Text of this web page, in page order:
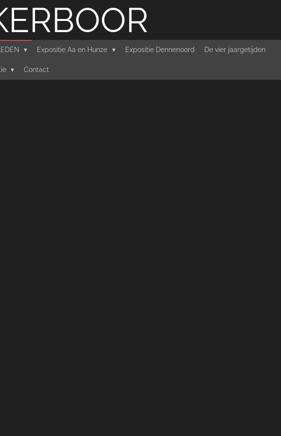
LEDEN Expositie Aa en Hunze Expositie Dennenoord De vier jaargetijden
Contact